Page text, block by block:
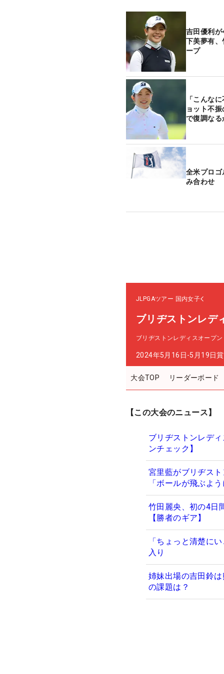
吉田優利
下美夢有、
ープ
「こんな
ョット不
で復調なる
全米プロ
み合わせ
JLPGAツアー 国内女子
ブリヂストンレデ
ブリヂストンレディスオープン
2024年5月16日-5月19日
大会TOP リーダーボード
【この大会のニュース】
ブリヂストンレデ
ンチェック】
宮里藍がブリヂス
「ボールが飛ぶよ
竹田麗央、初の4日
【勝者のギア】
「ちょっと清楚に
入り
姉妹出場の吉田鈴
の課題は？